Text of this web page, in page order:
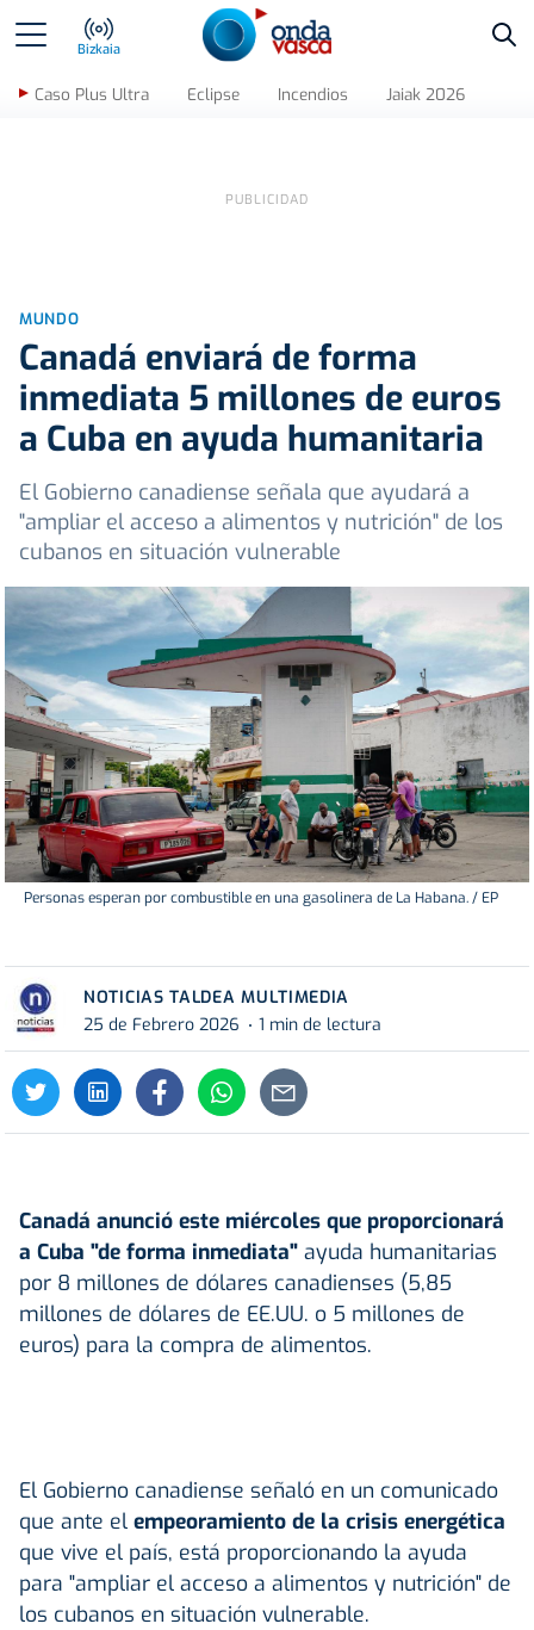
Bizkaia
Caso Plus Ultra Eclipse Incendios Jaiak 2026
MUNDO
Canadá enviará de forma
inmediata 5 millones de euros
a Cuba en ayuda humanitaria
El Gobierno canadiense señala que ayudará a
"ampliar el acceso a alimentos y nutrición" de los
cubanos en situación vulnerable
Personas esperan por combustible en una gasolinera de La Habana. / EP
NOTICIAS TALDEA MULTIMEDIA
25 de Febrero 2026
1 min de lectura
Canadá anunció este miércoles que proporcionará
a Cuba "de forma inmediata" ayuda humanitarias
por 8 millones de dólares canadienses (5,85
millones de dólares de EE.UU. o 5 millones de
euros) para la compra de alimentos.
El Gobierno canadiense señaló en un comunicado
que ante el empeoramiento de la crisis energética
que vive el país, está proporcionando la ayuda
para "ampliar el acceso a alimentos y nutrición" de
los cubanos en situación vulnerable.